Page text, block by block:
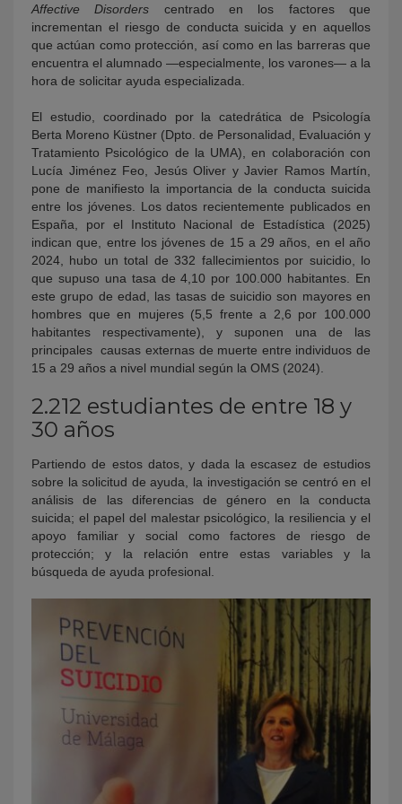
Affective Disorders centrado en los factores que
incrementan el riesgo de conducta suicida y en aquellos
que actúan como protección, así como en las barreras que
encuentra el alumnado —especialmente, los varones— a la
hora de solicitar ayuda especializada.
El estudio, coordinado por la catedrática de Psicología
Berta Moreno Küstner (Dpto. de Personalidad, Evaluación y
Tratamiento Psicológico de la UMA), en colaboración con
Lucía Jiménez Feo, Jesús Oliver y Javier Ramos Martín,
pone de manifiesto la importancia de la conducta suicida
entre los jóvenes. Los datos recientemente publicados en
España, por el Instituto Nacional de Estadística (2025)
indican que, entre los jóvenes de 15 a 29 años, en el año
2024, hubo un total de 332 fallecimientos por suicidio, lo
que supuso una tasa de 4,10 por 100.000 habitantes. En
este grupo de edad, las tasas de suicidio son mayores en
hombres que en mujeres (5,5 frente a 2,6 por 100.000
habitantes respectivamente), y suponen una de las
principales causas externas de muerte entre individuos de
15 a 29 años a nivel mundial según la OMS (2024).
2.212 estudiantes de entre 18 y
30 años
Partiendo de estos datos, y dada la escasez de estudios
sobre la solicitud de ayuda, la investigación se centró en el
análisis de las diferencias de género en la conducta
suicida; el papel del malestar psicológico, la resiliencia y el
apoyo familiar y social como factores de riesgo de
protección; y la relación entre estas variables y la
búsqueda de ayuda profesional.